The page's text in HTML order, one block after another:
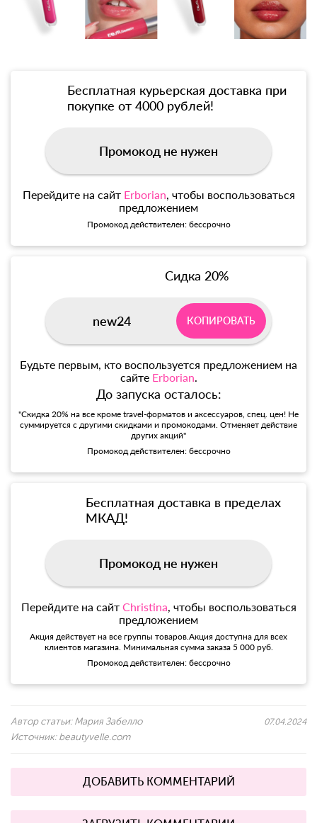
Бесплатная курьерская доставка при
покупке от 4000 рублей!
Промокод не нужен
Перейдите на сайт Erborian , чтобы воспользоваться
предложением
Промокод действителен: бессрочно
Сидка 20%
new24 КОПИРОВАТЬ
Будьте первым, кто воспользуется предложением на
сайте Erborian
До запуска осталось:
"Скидка 20% на все кроме travel-форматов и аксессуаров, спец. цен! Не
суммируется с другими скидками и промокодами. Отменяет действие
других акций"
Промокод действителен: бессрочно
Бесплатная доставка в пределах
МКАД!
Промокод не нужен
Перейдите на сайт Christina , чтобы воспользоваться
предложением
Акция действует на все группы товаров.Акция доступна для всех
клиентов магазина. Минимальная сумма заказа 5 000 руб.
Промокод действителен: бессрочно
Автор статьи: Мария Забелло
Источник: beautyvelle.com
07.04.2024
ДОБАВИТЬ КОММЕНТАРИЙ